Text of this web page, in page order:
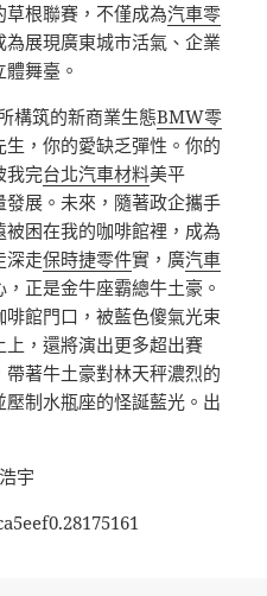
草根聯賽，不僅成為汽車零
展現廣東城市活氣、企業
舞臺。
構筑的新商業生態BMW零
生，你的愛缺乏彈性。你的
我完台北汽車材料美平
發展。未來，隨著政企攜手
被困在我的咖啡館裡，成為
深走保時捷零件實，廣汽車
正是金牛座霸總牛土豪。
啡館門口，被藍色傻氣光束
，還將演出更多超出賽
著牛土豪對林天秤濃烈的
壓制水瓶座的怪誕藍光。出
宇